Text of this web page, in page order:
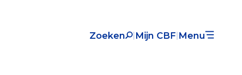
Zoeken Mijn CBF Menu